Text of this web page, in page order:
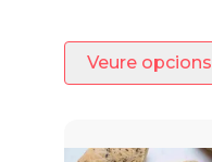
Veure opcions